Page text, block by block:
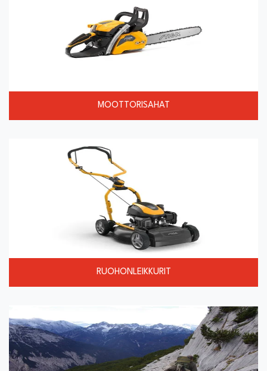
MOOTTORISAHAT
RUOHONLEIKKURIT